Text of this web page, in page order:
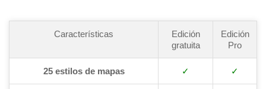
Características
Edición
gratuita
Edición
Pro
25 estilos de mapas ✓ ✓